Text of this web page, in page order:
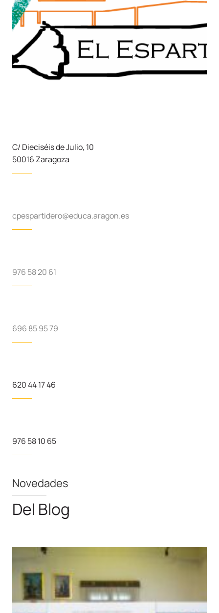
C/ Dieciséis de Julio, 10
50016 Zaragoza
cpespartidero@educa.aragon.es
976 58 20 61
696 85 95 79
620 44 17 46
976 58 10 65
Novedades
Del Blog